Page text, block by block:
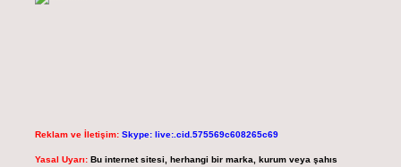
Reklam ve İletişim: Skype: live:.cid.575569c608265c69
Yasal Uyarı: Bu internet sitesi, herhangi bir marka, kurum veya şahıs